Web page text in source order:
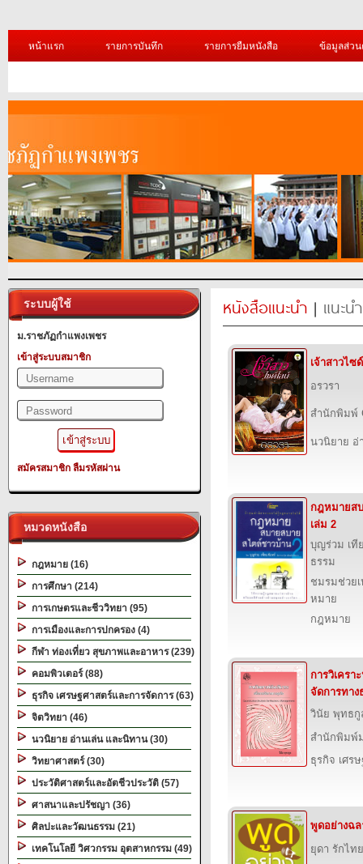
หน้าแรก รายการบันทึก รายการยืมหนังสือ ข้อมูลส่ว
ระบบผู้ใช้
ม.ราชภัฏกำแพงเพชร
เข้าสู่ระบบสมาชิก
สมัครสมาชิก ลืมรหัสผ่าน
หมวดหนังสือ
กฎหมาย (16)
การศึกษา (214)
การเกษตรและชีววิทยา (95)
การเมืองและการปกครอง (4)
กีฬา ท่องเที่ยว สุขภาพและอาหาร (239)
คอมพิวเตอร์ (88)
ธุรกิจ เศรษฐศาสตร์และการจัดการ (63)
จิตวิทยา (46)
นวนิยาย อ่านเล่น และนิทาน (30)
วิทยาศาสตร์ (30)
ประวัติศาสตร์และอัตชีวประวัติ (57)
ศาสนาและปรัชญา (36)
ศิลปะและวัฒนธรรม (21)
เทคโนโลยี วิศวกรรม อุตสาหกรรม (49)
หนังสือแนะนำ | แนะน
เจ้าสาวไซ
อรวรา
สำนักพิมพ์
นวนิยาย อ่
กฎหมายส
เล่ม 2
บุญร่วม เ
ธรรม
ชมรมช่วย
หมาย
กฎหมาย
การวิเครา
จัดการทาง
วินัย พุทธกู
สำนักพิมพ์
ธุรกิจ เศร
พูดอย่างฉล
ยุดา รักไทย